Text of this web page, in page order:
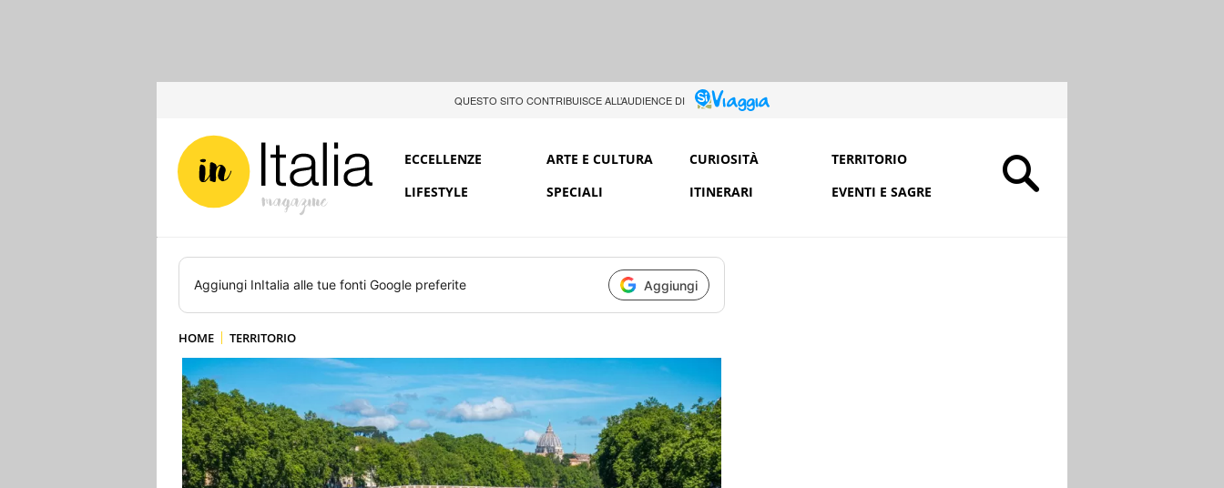
QUESTO SITO CONTRIBUISCE ALL’AUDIENCE DI
ECCELLENZE ARTE E CULTURA CURIOSITÀ
TERRITORIO
LIFESTYLE
SPECIALI ITINERARI EVENTI E SAGRE
Aggiungi InItalia alle tue fonti Google preferite Aggiungi
HOME TERRITORIO